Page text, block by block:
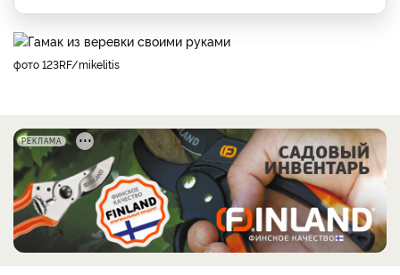
фото 123RF/mikelitis
РЕКЛАМА